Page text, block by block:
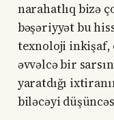
narahatlıq bizə
bəşəriyyət bu
texnoloji inkişaf,
əvvəlcə bir
yaratdığı
biləcəyi